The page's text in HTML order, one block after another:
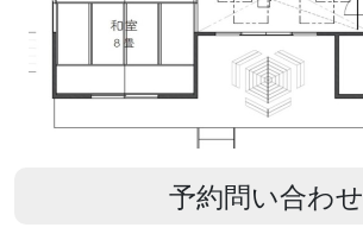
予約問い合わせ